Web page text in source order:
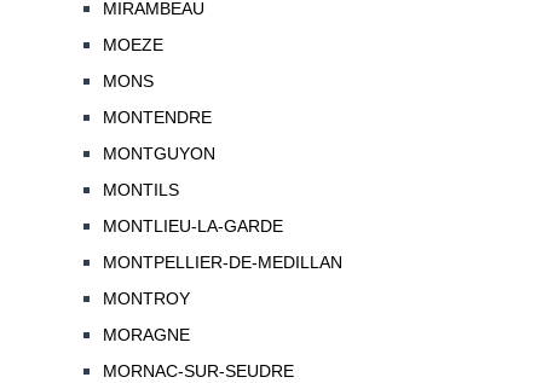
MIRAMBEAU
MOEZE
MONS
MONTENDRE
MONTGUYON
MONTILS
MONTLIEU-LA-GARDE
MONTPELLIER-DE-MEDILLAN
MONTROY
MORAGNE
MORNAC-SUR-SEUDRE